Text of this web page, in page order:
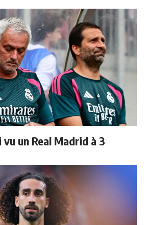
vu un Real Madrid à 3